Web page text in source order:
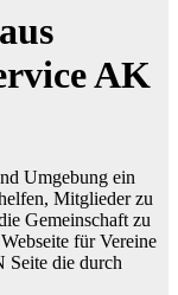
AK
Umgebung ein
Mitglieder zu
Gemeinschaft zu
für Vereine
Seite die durch